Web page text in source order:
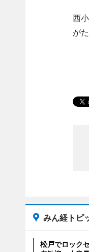
西
が
みん経トピ
松戸でロック